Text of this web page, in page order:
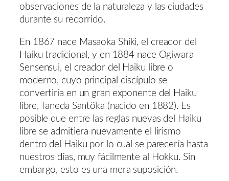
observaciones de la naturaleza y las ciudades
durante su recorrido.
En 1867 nace Masaoka Shiki, el creador del
Haiku tradicional, y en 1884 nace Ogiwara
Sensensui, el creador del Haiku libre o
moderno, cuyo principal discípulo se
convertiría en un gran exponente del Haiku
libre, Taneda Santöka (nacido en 1882). Es
posible que entre las reglas nuevas del Haiku
libre se admitiera nuevamente el lirismo
dentro del Haiku por lo cual se parecería hasta
nuestros días, muy fácilmente al Hokku. Sin
embargo, esto es una mera suposición.